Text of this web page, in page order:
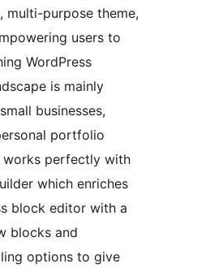
multi-purpose theme,
users to
WordPress
is mainly
businesses,
portfolio
works perfectly with
which enriches
block editor with a
blocks and
options to give